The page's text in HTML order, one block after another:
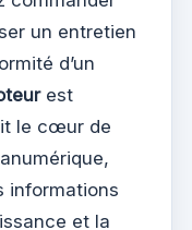
un entretien
d’un
est
le cœur de
informations
et la